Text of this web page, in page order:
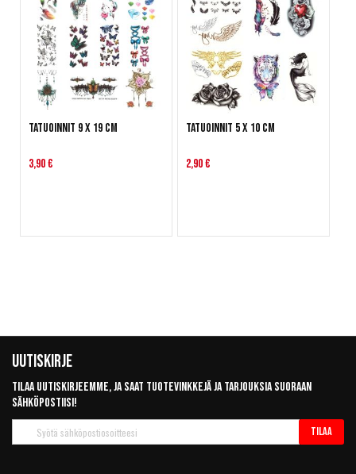
Tatuoinnit 9 x 19 cm
3,90 €
Tatuoinnit 5 x 10 cm
2,90 €
Uutiskirje
Tilaa uutiskirjeemme, ja saat tuotevinkkejä ja tarjouksia suoraan
sähköpostiisi!
uutiskirje
Tilaa